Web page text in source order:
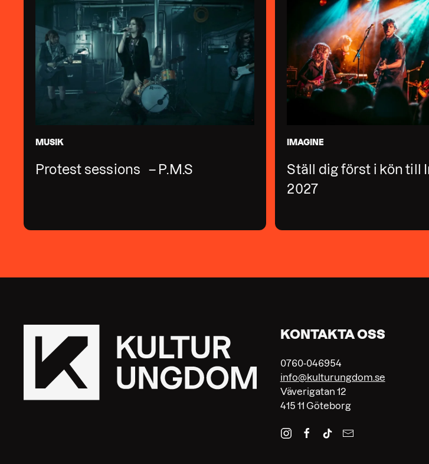
MUSIK
Protest sessions – P.M.S
IMAGINE
Ställ dig först i kön till
2027
KONTAKTA OSS
0760-046954
info@kulturungdom.se
Väverigatan 12
415 11 Göteborg